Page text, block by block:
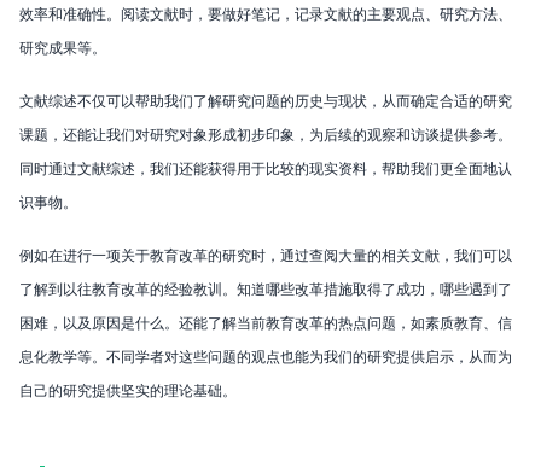
效率和准确性。阅读文献时，要做好笔记，记录文献的主要观点、研究方法、
研究成果等。
文献综述不仅可以帮助我们了解研究问题的历史与现状，从而确定合适的研究
课题，还能让我们对研究对象形成初步印象，为后续的观察和访谈提供参考。
同时通过文献综述，我们还能获得用于比较的现实资料，帮助我们更全面地认
识事物。
例如在进行一项关于教育改革的研究时，通过查阅大量的相关文献，我们可以
了解到以往教育改革的经验教训。知道哪些改革措施取得了成功，哪些遇到了
困难，以及原因是什么。还能了解当前教育改革的热点问题，如素质教育、信
息化教学等。不同学者对这些问题的观点也能为我们的研究提供启示，从而为
自己的研究提供坚实的理论基础。